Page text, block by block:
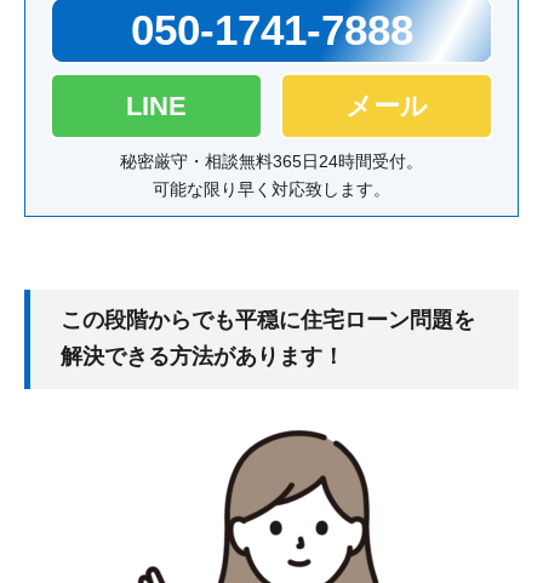
050-1741-7888
LINE メール
秘密厳守・相談無料365日24時間受付。
可能な限り早く対応致します。
この段階からでも平穏に住宅ローン問題を
解決できる方法があります！